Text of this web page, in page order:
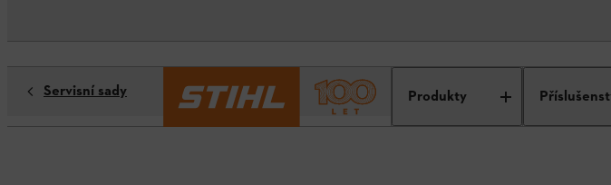
Produkty
Servisní sady